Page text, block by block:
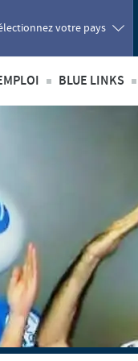
votre pays
Africa
Spain
métiers
de recrutement
personnel
étudiant
BLUE LINKS